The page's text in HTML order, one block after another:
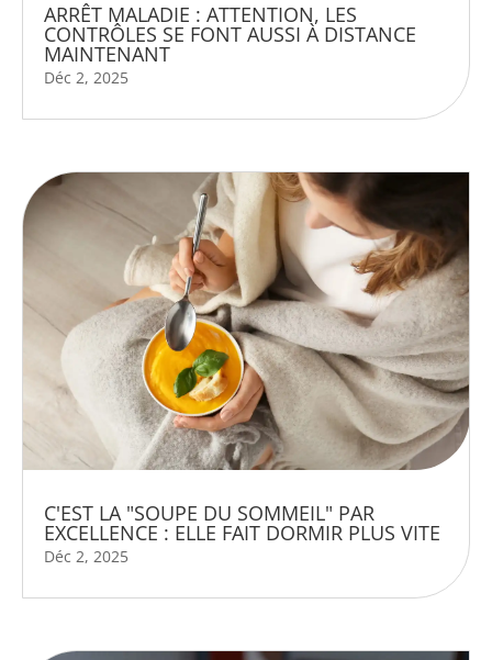
ARRÊT MALADIE : ATTENTION, LES
CONTRÔLES SE FONT AUSSI À DISTANCE
MAINTENANT
Déc 2, 2025
C'EST LA "SOUPE DU SOMMEIL" PAR
EXCELLENCE : ELLE FAIT DORMIR PLUS VITE
Déc 2, 2025